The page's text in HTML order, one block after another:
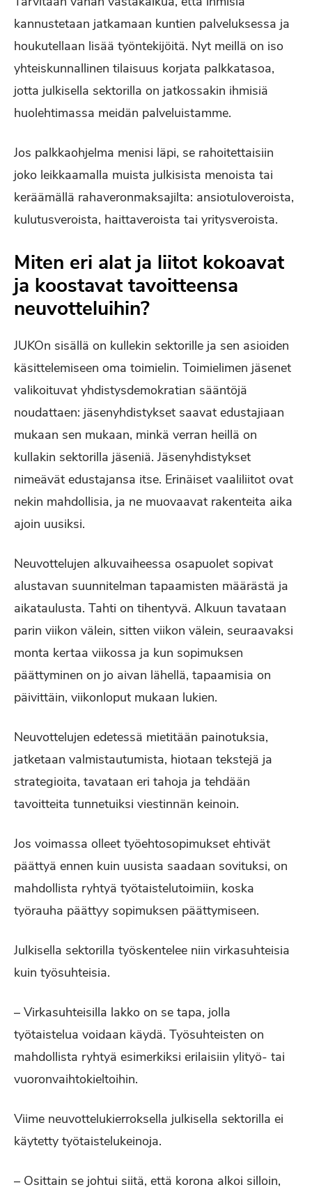
kannustetaan jatkamaan kuntien palveluksessa ja
houkutellaan lisää työntekijöitä. Nyt meillä on iso
yhteiskunnallinen tilaisuus korjata palkkatasoa,
jotta julkisella sektorilla on jatkossakin ihmisiä
huolehtimassa meidän palveluistamme.
Jos palkkaohjelma menisi läpi, se rahoitettaisiin
joko leikkaamalla muista julkisista menoista tai
keräämällä rahaveronmaksajilta: ansiotuloveroista,
kulutusveroista, haittaveroista tai yritysveroista.
Miten eri alat ja liitot kokoavat
ja koostavat tavoitteensa
neuvotteluihin?
JUKOn sisällä on kullekin sektorille ja sen asioiden
käsittelemiseen oma toimielin. Toimielimen jäsenet
valikoituvat yhdistysdemokratian sääntöjä
noudattaen: jäsenyhdistykset saavat edustajiaan
mukaan sen mukaan, minkä verran heillä on
kullakin sektorilla jäseniä. Jäsenyhdistykset
nimeävät edustajansa itse. Erinäiset vaaliliitot ovat
nekin mahdollisia, ja ne muovaavat rakenteita aika
ajoin uusiksi.
Neuvottelujen alkuvaiheessa osapuolet sopivat
alustavan suunnitelman tapaamisten määrästä ja
aikataulusta. Tahti on tihentyvä. Alkuun tavataan
parin viikon välein, sitten viikon välein, seuraavaksi
monta kertaa viikossa ja kun sopimuksen
päättyminen on jo aivan lähellä, tapaamisia on
päivittäin, viikonloput mukaan lukien.
Neuvottelujen edetessä mietitään painotuksia,
jatketaan valmistautumista, hiotaan tekstejä ja
strategioita, tavataan eri tahoja ja tehdään
tavoitteita tunnetuiksi viestinnän keinoin.
Jos voimassa olleet työehtosopimukset ehtivät
päättyä ennen kuin uusista saadaan sovituksi, on
mahdollista ryhtyä työtaistelutoimiin, koska
työrauha päättyy sopimuksen päättymiseen.
Julkisella sektorilla työskentelee niin virkasuhteisia
kuin työsuhteisia.
– Virkasuhteisilla lakko on se tapa, jolla
työtaistelua voidaan käydä. Työsuhteisten on
mahdollista ryhtyä esimerkiksi erilaisiin ylityö- tai
vuoronvaihtokieltoihin.
Viime neuvottelukierroksella julkisella sektorilla ei
käytetty työtaistelukeinoja.
– Osittain se johtui siitä, että korona alkoi silloin,